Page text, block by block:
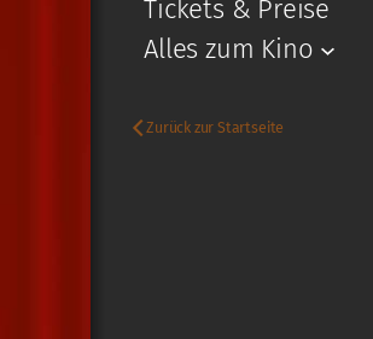
Tickets & Preise
Alles zum Kino
Zurück zur Startseite